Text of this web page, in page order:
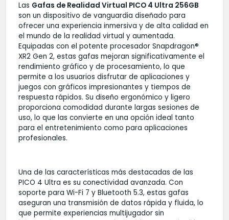
Las Gafas de Realidad Virtual PICO 4 Ultra 256GB
son un dispositivo de vanguardia diseñado para
ofrecer una experiencia inmersiva y de alta calidad en
el mundo de la realidad virtual y aumentada.
Equipadas con el potente procesador Snapdragon®
XR2 Gen 2, estas gafas mejoran significativamente el
rendimiento gráfico y de procesamiento, lo que
permite a los usuarios disfrutar de aplicaciones y
juegos con gráficos impresionantes y tiempos de
respuesta rápidos. Su diseño ergonómico y ligero
proporciona comodidad durante largas sesiones de
uso, lo que las convierte en una opción ideal tanto
para el entretenimiento como para aplicaciones
profesionales.
Una de las características más destacadas de las
PICO 4 Ultra es su conectividad avanzada. Con
soporte para Wi-Fi 7 y Bluetooth 5.3, estas gafas
aseguran una transmisión de datos rápida y fluida, lo
que permite experiencias multijugador sin